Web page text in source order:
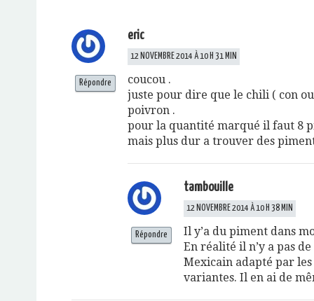
eric
12 NOVEMBRE 2014 À 10 H 31 MIN
coucou .
juste pour dire que le chili ( con
poivron .
pour la quantité marqué il faut 8
mais plus dur a trouver des
Répondre
tambouille
12 NOVEMBRE 2014 À 10 H 38 MIN
Il y’a du piment dans
En réalité il n’y a pas
Mexicain adapté par
variantes. Il en ai de
Répondre